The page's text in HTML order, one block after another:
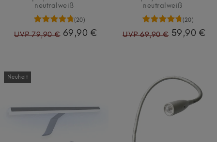
neutralweiß
(20)
UVP 79,90 € 69,90 €
neutralweiß
(20)
UVP 69,90 € 59,90 €
Neuheit